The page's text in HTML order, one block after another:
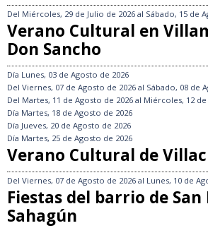
Del Miércoles, 29 de Julio de 2026 al Sábado, 15 de
Verano Cultural en
Don Sancho
Día Lunes, 03 de Agosto de 2026
Del Viernes, 07 de Agosto de 2026 al Sábado, 08 de
Del Martes, 11 de Agosto de 2026 al Miércoles, 12
Día Martes, 18 de Agosto de 2026
Día Jueves, 20 de Agosto de 2026
Día Martes, 25 de Agosto de 2026
Verano Cultural de
Del Viernes, 07 de Agosto de 2026 al Lunes, 10 de
Fiestas del barrio de San
Sahagún